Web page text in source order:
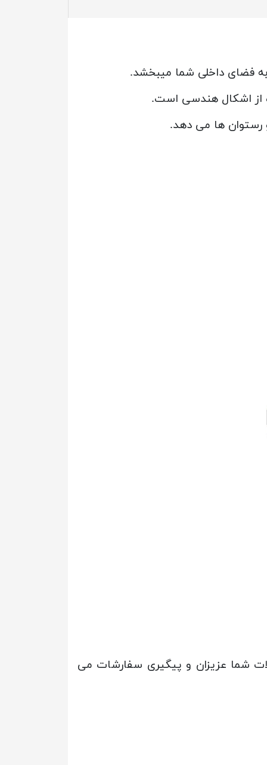
فضای داخلی شما میبخشد.
از اشکال هندسی است.
رستوان ها می دهد.
شما عزیزان و پیگیری سفارشات می